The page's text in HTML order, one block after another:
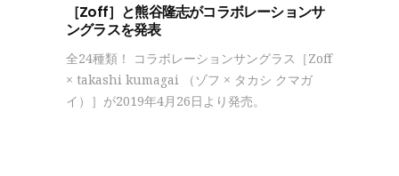
［Zoff］と熊谷隆志がコラボレーションサ
ングラスを発表
全24種類！ コラボレーションサングラス［Zoff
× takashi kumagai （ゾフ × タカシ クマガ
イ）］が2019年4月26日より発売。